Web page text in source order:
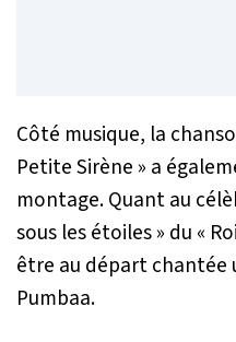
Côté musique, la
Petite Sirène » a
montage. Quant au
sous les étoiles » du «
être au départ
Pumbaa.